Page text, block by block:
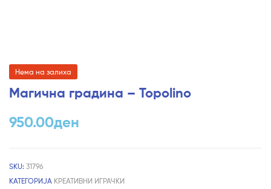
Нема на залиха
Магична градина – Topolino
950.00ден
SKU: 31796
КАТЕГОРИЈА КРЕАТИВНИ ИГРАЧКИ